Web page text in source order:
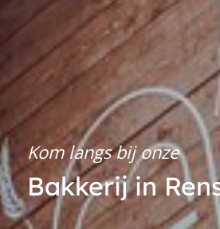
Kom langs bij onze
Bakkerij in